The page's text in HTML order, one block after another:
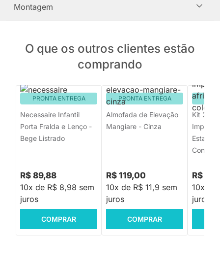
Montagem
O que os outros clientes estão
comprando
PRONTA ENTREGA
Necessaire Infantil
Porta Fralda e Lenço -
Bege Listrado
R$ 89,88
10x de R$ 8,98 sem
juros
COMPRAR
PRONTA ENTREGA
Almofada de Elevação
Mangiare - Cinza
R$ 119,00
10x de R$ 11,9 sem
juros
COMPRAR
Kit 2
R$
10x de
juros